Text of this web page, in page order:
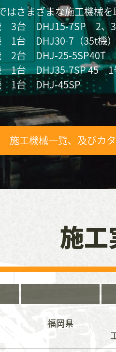
はさまざまな施工機械
3台 DHJ15-7SP 2、3
1台 DHJ30-7（35t機）
2台 DHJ-25-5SP40T
1台 DHJ35-7SP 45 1
1台 DHJ-45SP
施工機械一覧、及びカ
施工
福岡県